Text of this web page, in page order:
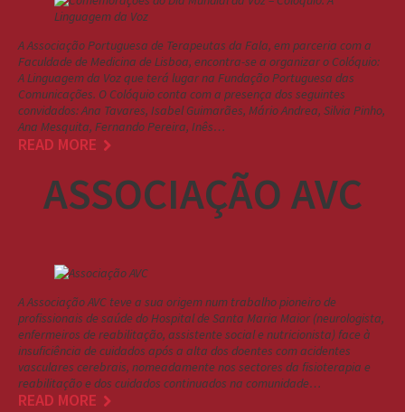
A Associação Portuguesa de Terapeutas da Fala, em parceria com a
Faculdade de Medicina de Lisboa, encontra-se a organizar o Colóquio:
A Linguagem da Voz que terá lugar na Fundação Portuguesa das
Comunicações. O Colóquio conta com a presença dos seguintes
convidados: Ana Tavares, Isabel Guimarães, Mário Andrea, Silvia Pinho,
Ana Mesquita, Fernando Pereira, Inês…
READ MORE
ASSOCIAÇÃO AVC
A Associação AVC teve a sua origem num trabalho pioneiro de
profissionais de saúde do Hospital de Santa Maria Maior (neurologista,
enfermeiros de reabilitação, assistente social e nutricionista) face à
insuficiência de cuidados após a alta dos doentes com acidentes
vasculares cerebrais, nomeadamente nos sectores da fisioterapia e
reabilitação e dos cuidados continuados na comunidade…
READ MORE